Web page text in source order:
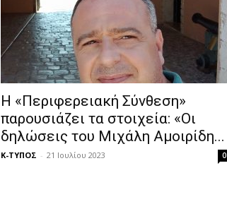
Η «Περιφερειακή Σύνθεση»
παρουσιάζει τα στοιχεία: «Οι
δηλώσεις του Μιχάλη Αμοιρίδη...
Κ-ΤΥΠΟΣ - 21 Ιουλίου 2023 0